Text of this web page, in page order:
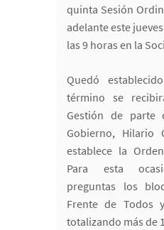
quinta Sesión
adelante este
las 9 horas en la
Quedó
término se
Gestión de parte
Gobierno,
establece la
Para esta
preguntas los
Frente de Todos
totalizando más de